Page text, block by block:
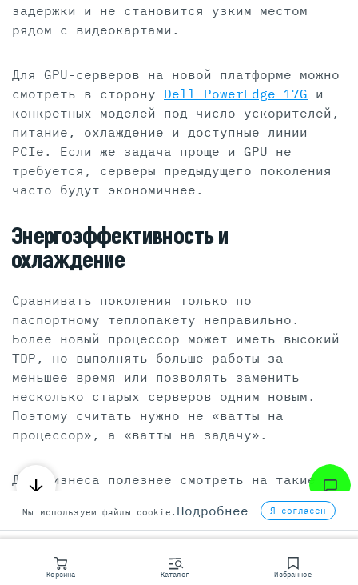
Корзина Каталог Избранное
задержки и не становится узким местом
рядом с видеокартами.
Для GPU-серверов на новой платформе можно
смотреть в сторону Dell PowerEdge 17G и
конкретных моделей под число ускорителей,
питание, охлаждение и доступные линии
PCIe. Если же задача проще и GPU не
требуется, серверы предыдущего поколения
часто будут экономичнее.
Энергоэффективность и
охлаждение
Сравнивать поколения только по
паспортному теплопакету неправильно.
Более новый процессор может иметь высокий
TDP, но выполнять больше работы за
меньшее время или позволять заменить
несколько старых серверов одним новым.
Поэтому считать нужно не «ватты на
процессор», а «ватты на задачу».
Для бизнеса полезнее смотреть на такие
ватт на виртуальную машину;
ватт на транзакцию;
Мы используем файлы cookie. Подробнее Я согласен